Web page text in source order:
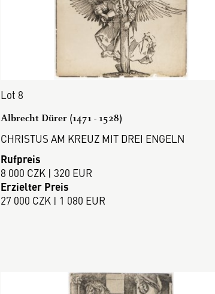
Lot 8
Albrecht Dürer (1471 - 1528)
CHRISTUS AM KREUZ MIT DREI ENGELN
Rufpreis
8 000 CZK | 320 EUR
Erzielter Preis
27 000 CZK | 1 080 EUR